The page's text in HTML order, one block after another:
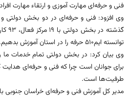
فنی و حرفه‌ای مهارت آموزی و ارتقاء مهارت
وی افزود: فنی و حرفه‌ای در دو بخش
توانسته ایم510 حرفه را در استان آموزش بدهیم.
وی بیان کرد: در بخش دولتی تمام خدمات
برای جوانان است چرا که فنی و حرفه‌ای هدایت
طرفیت‌ها است.
مدیر کل آموزش فنی و حرفه‌ای خراسان جنوبی